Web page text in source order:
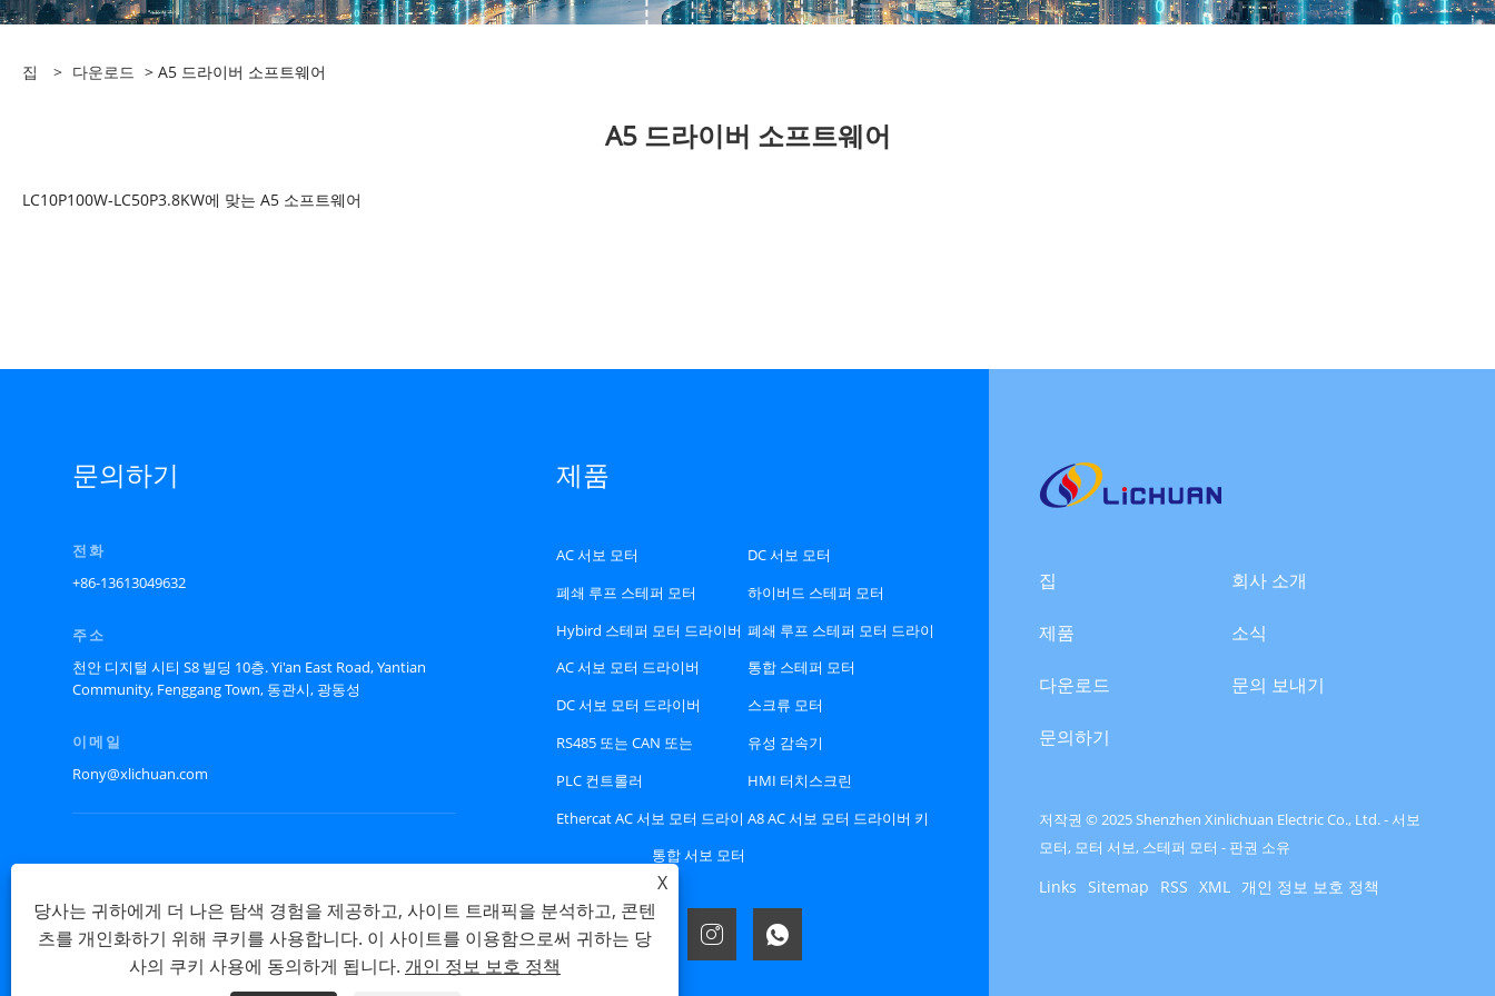
집 > 다운로드 > A5 드라이버 소프트웨어
A5 드라이버 소프트웨어
LC10P100W-LC50P3.8KW에 맞는 A5 소프트웨어
문의하기
전화
+86-13613049632
주소
천안 디지털 시티 S8 빌딩 10층. Yi'an East Road, Yantian
Community, Fenggang Town, 동관시, 광동성
이메일
Rony@xlichuan.com
제품
AC 서보 모터
DC 서보 모터
폐쇄 루프 스테퍼 모터
하이버드 스테퍼 모터
Hybird 스테퍼 모터 드라이버 폐쇄 루프 스테퍼 모터 드라이
버
AC 서보 모터 드라이버
통합 스테퍼 모터
DC 서보 모터 드라이버
스크류 모터
RS485 또는 CAN 또는
Ethercat 버스 유형 스테퍼 드
라이버
유성 감속기
PLC 컨트롤러
HMI 터치스크린
Ethercat AC 서보 모터 드라이 A8 AC 서보 모터 드라이버 키
통합 서보 모터
집 회사 소개
제품 소식
다운로드 문의 보내기
문의하기
저작권 © 2025 Shenzhen Xinlichuan Electric Co., Ltd. - 서보
모터, 모터 서보, 스테퍼 모터 - 판권 소유
Links Sitemap RSS XML 개인 정보 보호 정책
X
당사는 귀하에게 더 나은 탐색 경험을 제공하고, 사이트 트래픽을 분석하고, 콘텐
츠를 개인화하기 위해 쿠키를 사용합니다. 이 사이트를 이용함으로써 귀하는 당
사의 쿠키 사용에 동의하게 됩니다. 개인 정보 보호 정책